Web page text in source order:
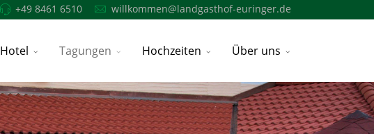
+49 8461 6510 willkommen@landgasthof-euringer.de
Hotel Tagungen Hochzeiten Über uns